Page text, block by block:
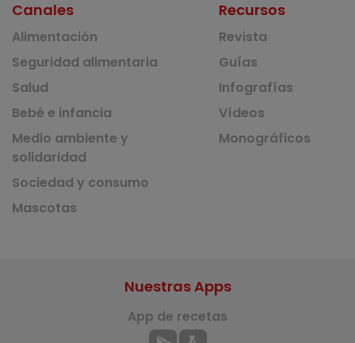
Canales
Alimentación
Seguridad alimentaria
Salud
Bebé e infancia
Medio ambiente y
solidaridad
Sociedad y consumo
Mascotas
Recursos
Revista
Guías
Infografías
Vídeos
Monográficos
Nuestras Apps
App de recetas